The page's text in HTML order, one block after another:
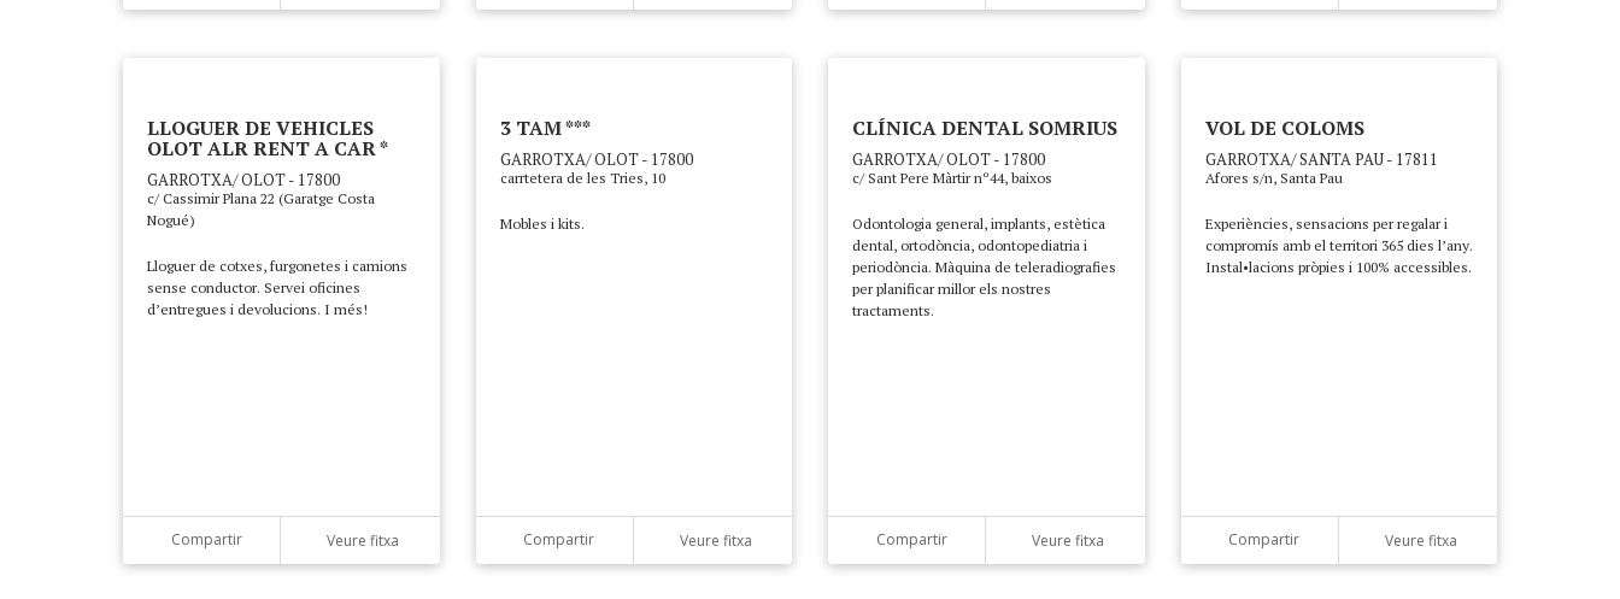
LLOGUER DE VEHICLES
OLOT ALR RENT A CAR *
GARROTXA/ OLOT - 17800
c/ Cassimir Plana 22 (Garatge Costa
Nogué)
Lloguer de cotxes, furgonetes i camions
sense conductor. Servei oficines
d’entregues i devolucions. I més!
Compartir Veure fitxa
3 TAM ***
GARROTXA/ OLOT - 17800
carrtetera de les Tries, 10
Mobles i kits.
Compartir Veure fitxa
CLÍNICA DENTAL SOMRIUS
GARROTXA/ OLOT - 17800
c/ Sant Pere Màrtir nº44, baixos
Odontologia general, implants, estètica
dental, ortodòncia, odontopediatria i
periodòncia. Màquina de teleradiografies
per planificar millor els nostres
tractaments.
Compartir Veure fitxa
VOL DE COLOMS
GARROTXA/ SANTA PAU - 17811
Afores s/n, Santa Pau
Experiències, sensacions per regalar i
compromís amb el territori 365 dies l’any.
Instal•lacions pròpies i 100% accessibles.
Compartir Veure fitxa